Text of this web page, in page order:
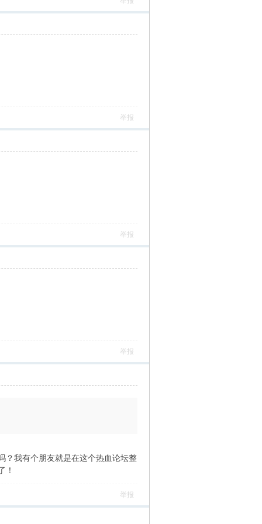
举报
举报
举报
？我有个朋友就是在这个热血论坛整
！
举报